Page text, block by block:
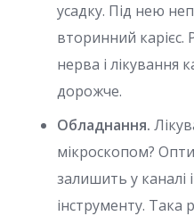
усадку. Під нею
вторинний карієс.
нерва і лікування
дорожче.
Обладнання.
мікроскопом?
залишить у каналі
інструменту. Така